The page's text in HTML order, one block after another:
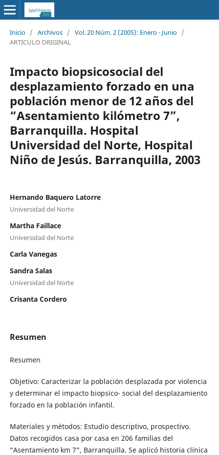
Inicio / Archivos / Vol. 20 Núm. 2 (2005): Enero - Junio /
ARTICULO ORIGINAL
Impacto biopsicosocial del
desplazamiento forzado en una
población menor de 12 años del
“Asentamiento kilómetro 7”,
Barranquilla. Hospital
Universidad del Norte, Hospital
Niño de Jesús. Barranquilla, 2003
Hernando Baquero Latorre
Universidad del Norte
Martha Faillace
Universidad del Norte
Carla Vanegas
Sandra Salas
Universidad del Norte
Crisanta Cordero
Resumen
Resumen
Objetivo: Caracterizar la población desplazada por violencia
y determinar el impacto biopsico- social del desplazamiento
forzado en la población infantil.
Materiales y métodos: Estudio descriptivo, prospectivo.
Datos recogidos casa por casa en 206 familias del
“Asentamiento km 7”, Barranquilla. Se aplicó historia clínica